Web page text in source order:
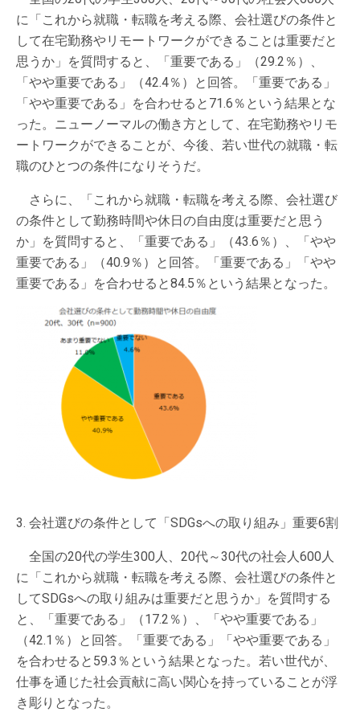
に「これから就職・転職を考える際、会社選びの条件と
して在宅勤務やリモートワークができることは重要だと
思うか」を質問すると、「重要である」（29.2％）、
「やや重要である」（42.4％）と回答。「重要である」
「やや重要である」を合わせると71.6％という結果とな
った。ニューノーマルの働き方として、在宅勤務やリモ
ートワークができることが、今後、若い世代の就職・転
職のひとつの条件になりそうだ。
さらに、「これから就職・転職を考える際、会社選び
の条件として勤務時間や休日の自由度は重要だと思う
か」を質問すると、「重要である」（43.6％）、「やや
重要である」（40.9％）と回答。「重要である」「やや
重要である」を合わせると84.5％という結果となった。
3. 会社選びの条件として「SDGsへの取り組み」重要6割
全国の20代の学生300人、20代～30代の社会人600人
に「これから就職・転職を考える際、会社選びの条件と
してSDGsへの取り組みは重要だと思うか」を質問する
と、「重要である」（17.2％）、「やや重要である」
（42.1％）と回答。「重要である」「やや重要である」
を合わせると59.3％という結果となった。若い世代が、
仕事を通じた社会貢献に高い関心を持っていることが浮
き彫りとなった。